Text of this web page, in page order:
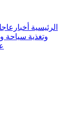
الرئيسية
وتغذية سياحة